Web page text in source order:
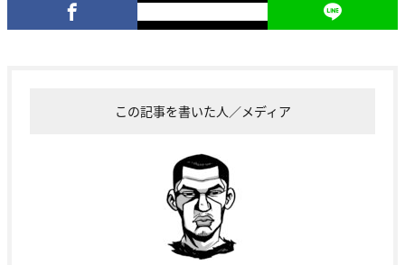
この記事を書いた人／メディア